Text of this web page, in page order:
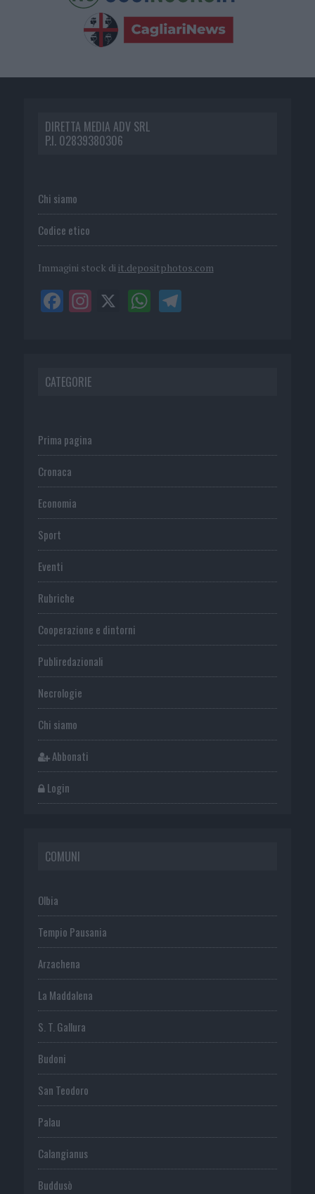
DIRETTA MEDIA ADV SRL
P.I. 02839380306
Chi siamo
Codice etico
Immagini stock di it.depositphotos.com
CATEGORIE
Prima pagina
Cronaca
Economia
Sport
Eventi
Rubriche
Cooperazione e dintorni
Publiredazionali
Necrologie
Chi siamo
Abbonati
Login
COMUNI
Olbia
Tempio Pausania
Arzachena
La Maddalena
S. T. Gallura
Budoni
San Teodoro
Palau
Calangianus
Buddusò